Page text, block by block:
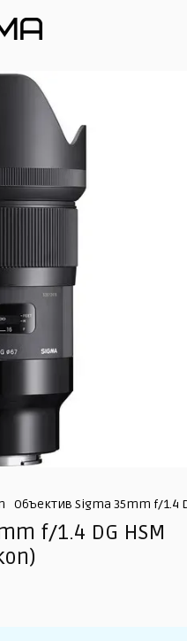
Объектив Sigma 35mm f/1.4
f/1.4 DG HSM